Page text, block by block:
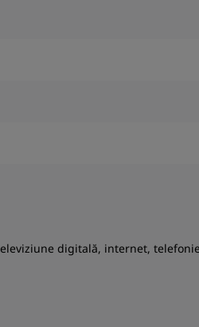
digitală, internet,